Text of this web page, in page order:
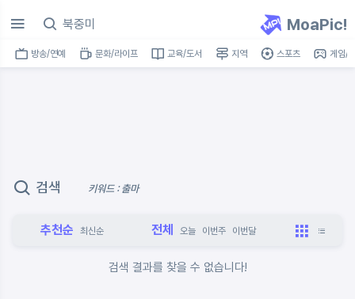
MoaPic!
방송/연예 문화/라이프 교육/도서 지역 스포츠 게임/
검색 키워드 : 출마
추천순 최신순 전체 오늘 이번주 이번달
검색 결과를 찾을 수 없습니다!